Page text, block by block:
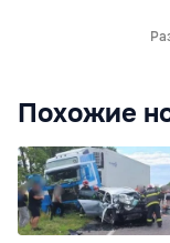
Похожие